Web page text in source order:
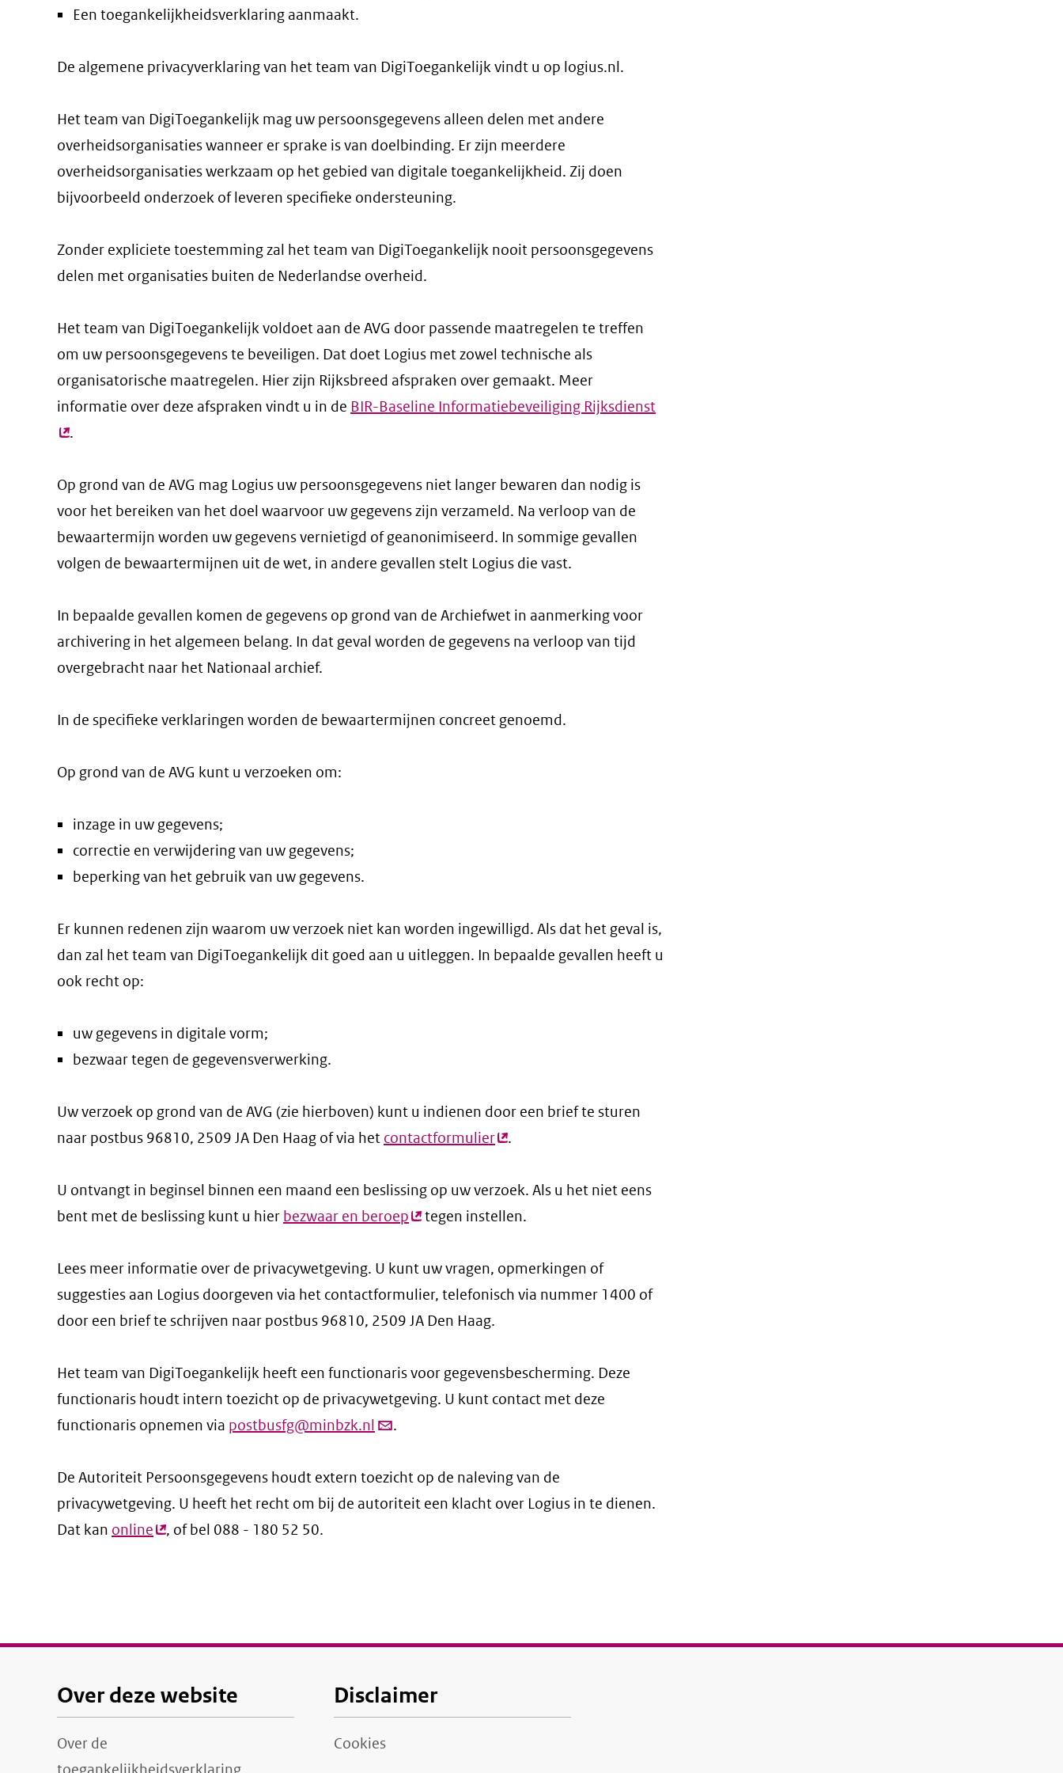
Een toegankelijkheidsverklaring aanmaakt.
De algemene privacyverklaring van het team van DigiToegankelijk vindt u op logius.nl.
Het team van DigiToegankelijk mag uw persoonsgegevens alleen delen met andere
overheidsorganisaties wanneer er sprake is van doelbinding. Er zijn meerdere
overheidsorganisaties werkzaam op het gebied van digitale toegankelijkheid. Zij doen
bijvoorbeeld onderzoek of leveren specifieke ondersteuning.
Zonder expliciete toestemming zal het team van DigiToegankelijk nooit persoonsgegevens
delen met organisaties buiten de Nederlandse overheid.
Het team van DigiToegankelijkvoldoet aan de AVG door passende maatregelen te treffen
om uw persoonsgegevens te beveiligen. Dat doet Logius met zowel technische als
organisatorische maatregelen. Hier zijn Rijksbreed afspraken over gemaakt. Meer
informatie over deze afspraken vindt u in de BIR-Baseline Informatiebeveiliging Rijksdienst
.
Op grond van de AVG mag Logius uw persoonsgegevens niet langer bewaren dan nodig is
voor het bereiken van het doel waarvoor uw gegevens zijn verzameld. Na verloop van de
bewaartermijn worden uw gegevens vernietigd of geanonimiseerd. In sommige gevallen
volgen de bewaartermijnen uit de wet, in andere gevallen stelt Logius die vast.
In bepaalde gevallen komen de gegevens op grond van de Archiefwet in aanmerking voor
archivering in het algemeen belang. In dat geval worden de gegevens na verloop van tijd
overgebracht naar het Nationaal archief.
In de specifieke verklaringen worden de bewaartermijnen concreet genoemd.
Op grond van de AVG kunt u verzoeken om:
inzage in uw gegevens;
correctie en verwijdering van uw gegevens;
beperking van het gebruik van uw gegevens.
Er kunnen redenen zijn waarom uw verzoek niet kan worden ingewilligd. Als dat het geval is,
dan zal het team van DigiToegankelijk dit goed aan u uitleggen. In bepaalde gevallen heeft u
ook recht op:
uw gegevens in digitale vorm;
bezwaar tegen de gegevensverwerking.
Uw verzoek op grond van de AVG (zie hierboven) kunt u indienen door een brief te sturen
naar postbus 96810, 2509 JA Den Haag of via het contactformulier(externe
.
U ontvangt in beginsel binnen een maand een beslissing op uw verzoek. Als u het niet eens
bent met de beslissing kunt u hier bezwaar en beroep(externe
tegen instellen.
Lees meer informatie over de privacywetgeving. U kunt uw vragen, opmerkingen of
suggesties aan Logius doorgeven via het contactformulier, telefonisch via nummer 1400 of
door een brief te schrijven naar postbus 96810, 2509 JA Den Haag.
Het team van DigiToegankelijk heeft een functionaris voor gegevensbescherming. Deze
functionaris houdt intern toezicht op de privacywetgeving. U kunt contact met deze
functionaris opnemen via postbusfg@minbzk.nl (link
email)
.
De Autoriteit Persoonsgegevens houdt extern toezicht op de naleving van de
privacywetgeving. U heeft het recht om bij de autoriteit een klacht over Logius in te dienen.
Dat kan online(externe
, of bel 088 - 180 52 50.
Over deze website
Over de
Disclaimer
Cookies